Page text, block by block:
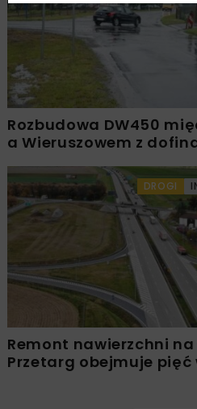
Rozbudowa DW450
a Wieruszowem z
DROGI
Remont nawierzchni na
Przetarg obejmuje pięć